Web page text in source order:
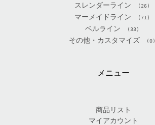
スレンダーライン (26)
マーメイドライン (71)
ベルライン (33)
その他・カスタマイズ (0)
メニュー
商品リスト
マイアカウント